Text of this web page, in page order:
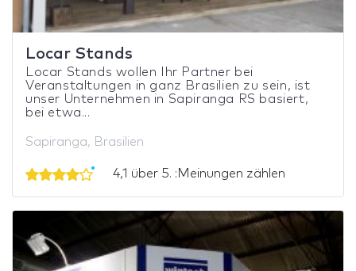
Locar Stands
Locar Stands wollen Ihr Partner bei
Veranstaltungen in ganz Brasilien zu sein, ist
unser Unternehmen in Sapiranga RS basiert,
bei etwa...
Sapiranga, Brasilien
4,1 über 5. :Meinungen zählen